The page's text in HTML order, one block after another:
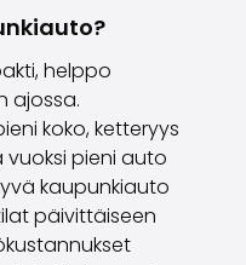
helppo
ajossa.
koko, ketteryys
pieni auto
kaupunkiauto
päivittäiseen